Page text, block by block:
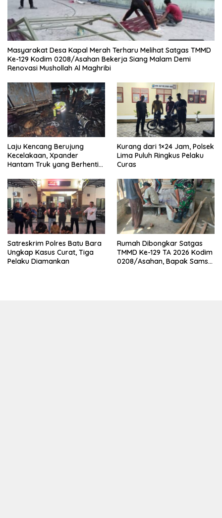
Masyarakat Desa Kapal Merah Terharu Melihat Satgas TMMD
Ke-129 Kodim 0208/Asahan Bekerja Siang Malam Demi
Renovasi Mushollah Al Maghribi
Laju Kencang Berujung
Kecelakaan, Xpander
Hantam Truk yang Berhenti
Kurang dari 1×24 Jam, Polsek
Lima Puluh Ringkus Pelaku
Curas
Satreskrim Polres Batu Bara
Ungkap Kasus Curat, Tiga
Pelaku Diamankan
Rumah Dibongkar Satgas
TMMD Ke-129 TA 2026 Kodim
0208/Asahan, Bapak Samsul